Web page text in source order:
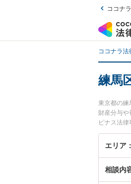
ココナ
ココナラ法
練馬
東京都の
財産分与
ピナス法
相談した
の相談者
エリア
相談内